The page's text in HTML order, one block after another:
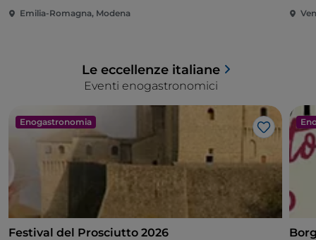
Emilia-Romagna, Modena
Eventi enogastronomici
Le eccellenze italiane
Enogastronomia
Like
Festival del Prosciutto 2026